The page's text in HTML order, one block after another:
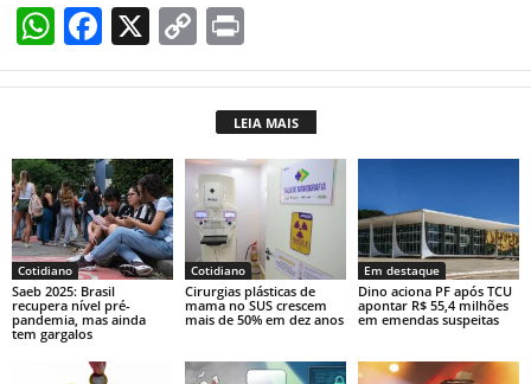
W
h
at
A
p
p
F
a
c
b
o
o
k
X
C
o
p
Li
n
k
in
t
LEIA MAIS
Cotidiano
Saeb 2025: Brasil
recupera nível pré-
pandemia, mas ainda
tem gargalos
Cotidiano
Cirurgias plásticas de
mama no SUS crescem
mais de 50% em dez anos
Em destaque
Dino aciona PF após TCU
apontar R$ 55,4 milhões
em emendas suspeitas